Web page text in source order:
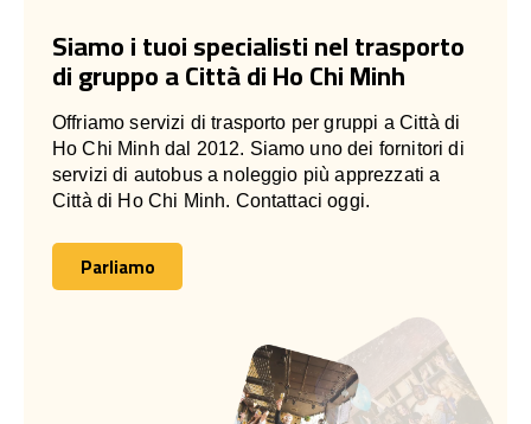
Siamo i tuoi specialisti nel trasporto
di gruppo a Città di Ho Chi Minh
Offriamo servizi di trasporto per gruppi a Città di
Ho Chi Minh dal 2012. Siamo uno dei fornitori di
servizi di autobus a noleggio più apprezzati a
Città di Ho Chi Minh. Contattaci oggi.
Parliamo
Parliamo